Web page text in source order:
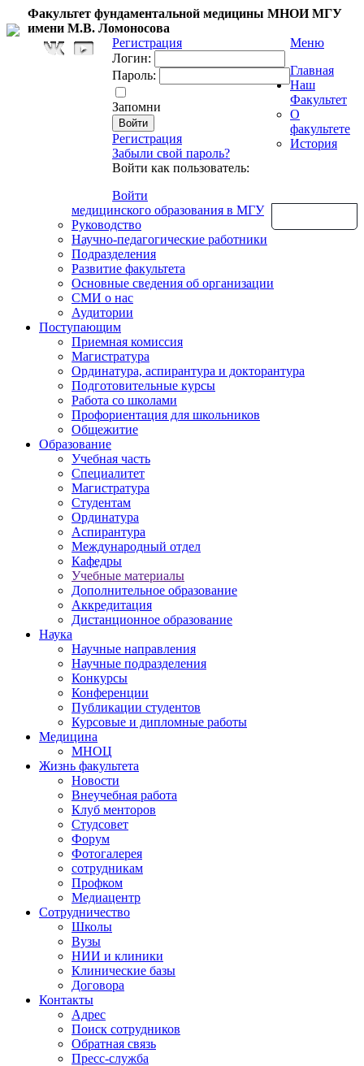
Факультет фундаментальной медицины МНОИ МГУ
имени М.В. Ломоносова
Регистрация
Логин:
Пароль:
Запомни
Регистрация
Забыли свой пароль?
Войти как пользователь:
Войти
Меню
Главная
Наш
Факультет
О
факультете
История
медицинского образования в МГУ
Руководство
Научно-педагогические работники
Подразделения
Развитие факультета
Основные сведения об организации
СМИ о нас
Аудитории
Поступающим
Приемная комиссия
Магистратура
Ординатура, аспирантура и докторантура
Подготовительные курсы
Работа со школами
Профориентация для школьников
Общежитие
Образование
Учебная часть
Специалитет
Магистратура
Студентам
Ординатура
Аспирантура
Международный отдел
Кафедры
Учебные материалы
Дополнительное образование
Аккредитация
Дистанционное образование
Наука
Научные направления
Научные подразделения
Конкурсы
Конференции
Публикации студентов
Курсовые и дипломные работы
Медицина
МНОЦ
Жизнь факультета
Новости
Внеучебная работа
Клуб менторов
Студсовет
Форум
Фотогалерея
сотрудникам
Профком
Медиацентр
Сотрудничество
Школы
Вузы
НИИ и клиники
Клинические базы
Договора
Контакты
Адрес
Поиск сотрудников
Обратная связь
Пресс-служба